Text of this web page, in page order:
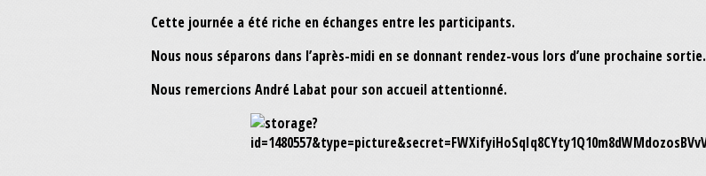
Cette journée a été riche en échanges entre les participants.
Nous nous séparons dans l’après-midi en se donnant rendez-vous lors d’une prochaine sortie.
Nous remercions André Labat pour son accueil attentionné.